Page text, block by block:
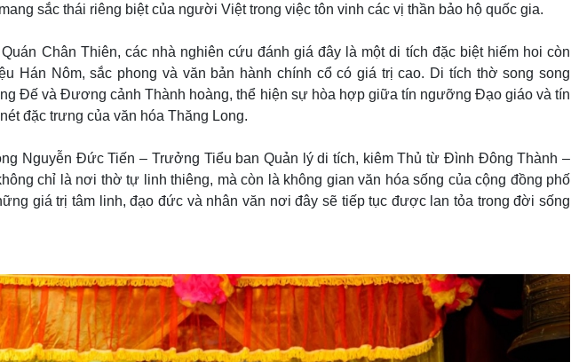
sắc thái riêng biệt của người Việt trong việc tôn vinh các vị thần bảo hộ quốc gia.
Chân Thiên, các nhà nghiên cứu đánh giá đây là một di tích đặc biệt hiếm hoi còn
Hán Nôm, sắc phong và văn bản hành chính cổ có giá trị cao. Di tích thờ song song
Đế và Đương cảnh Thành hoàng, thể hiện sự hòa hợp giữa tín ngưỡng Đạo giáo và tín
đặc trưng của văn hóa Thăng Long.
Nguyễn Đức Tiến – Trưởng Tiểu ban Quản lý di tích, kiêm Thủ từ Đình Đông Thành –
chỉ là nơi thờ tự linh thiêng, mà còn là không gian văn hóa sống của cộng đồng phố
giá trị tâm linh, đạo đức và nhân văn nơi đây sẽ tiếp tục được lan tỏa trong đời sống